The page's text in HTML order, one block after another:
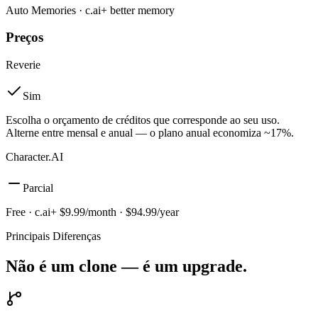
Auto Memories · c.ai+ better memory
Preços
Reverie
Sim
Escolha o orçamento de créditos que corresponde ao seu uso.
Alterne entre mensal e anual — o plano anual economiza ~17%.
Character.AI
Parcial
Free · c.ai+ $9.99/month · $94.99/year
Principais Diferenças
Não é um clone — é um upgrade.